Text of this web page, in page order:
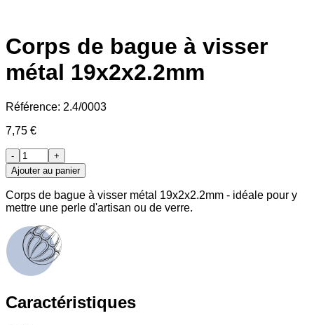
Corps de bague à visser
métal 19x2x2.2mm
Référence: 2.4/0003
7,75 €
-
+
Ajouter au panier
Corps de bague à visser métal 19x2x2.2mm - idéale pour y
mettre une perle d'artisan ou de verre.
Caractéristiques